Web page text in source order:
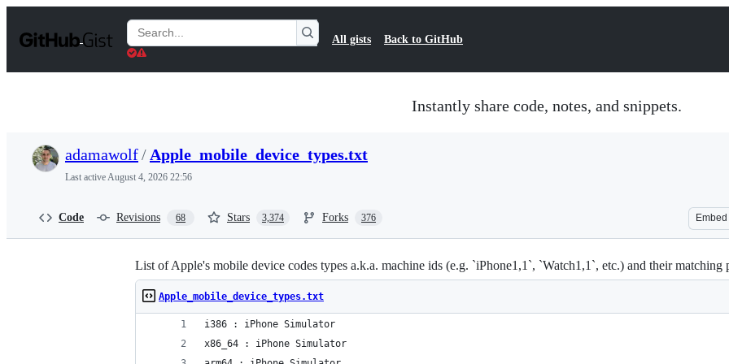
t
Search
Gists
All gists Back to GitHub
Instantly share code, notes, and snippets.
adamawolf/ Apple_mobile_device_types.txt
Last activeAugust 4, 2026 22:56
Code Revisions 68 Stars 3,374 Forks 376 Embed
List of Apple's mobile device codes types a.k.a. machine ids (e.g. `iPhone1,1`, `Watch1,1`, etc.) and their matching
Apple_mobile_device_types.txt
i386 : iPhone Simulator
x86_64 : iPhone Simulator